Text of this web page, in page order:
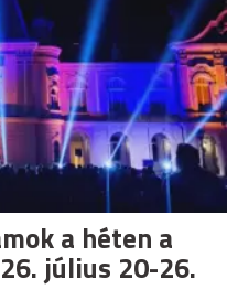
a héten a
július 20-26.